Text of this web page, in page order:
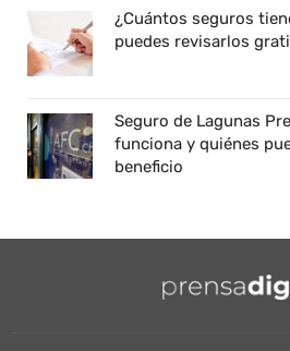
¿Cuántos seguros
puedes revisarlos
Seguro de Lagunas
funciona y quiénes
beneficio